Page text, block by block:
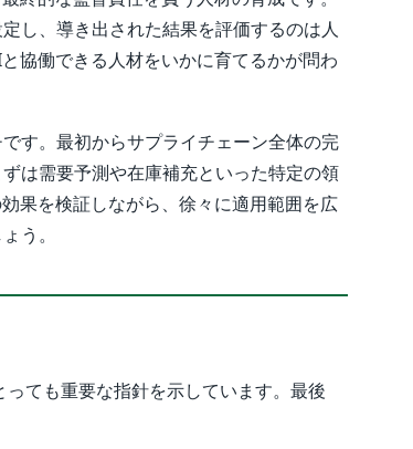
し、導き出された結果を評価するのは人
協働できる人材をいかに育てるかが問わ
す。最初からサプライチェーン全体の完
は需要予測や在庫補充といった特定の領
果を検証しながら、徐々に適用範囲を広
う。
ても重要な指針を示しています。最後